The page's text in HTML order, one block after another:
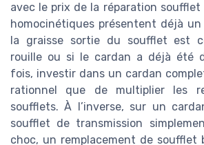
avec le prix de la réparation soufflet
homocinétiques présentent déjà
la graisse sortie du soufflet est
rouille ou si le cardan a déjà été
fois, investir dans un cardan
rationnel que de multiplier les
soufflets. À l’inverse, sur un
soufflet de transmission
choc, un remplacement de soufflet